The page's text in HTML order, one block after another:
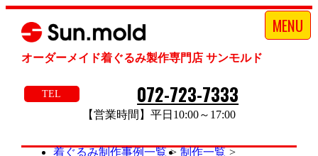
MENU
オーダーメイド着ぐるみ製作専門店 サンモルド
TEL 072-723-7333
【営業時間】平日10:00～17:00
着ぐるみ制作事例一覧
制作一覧